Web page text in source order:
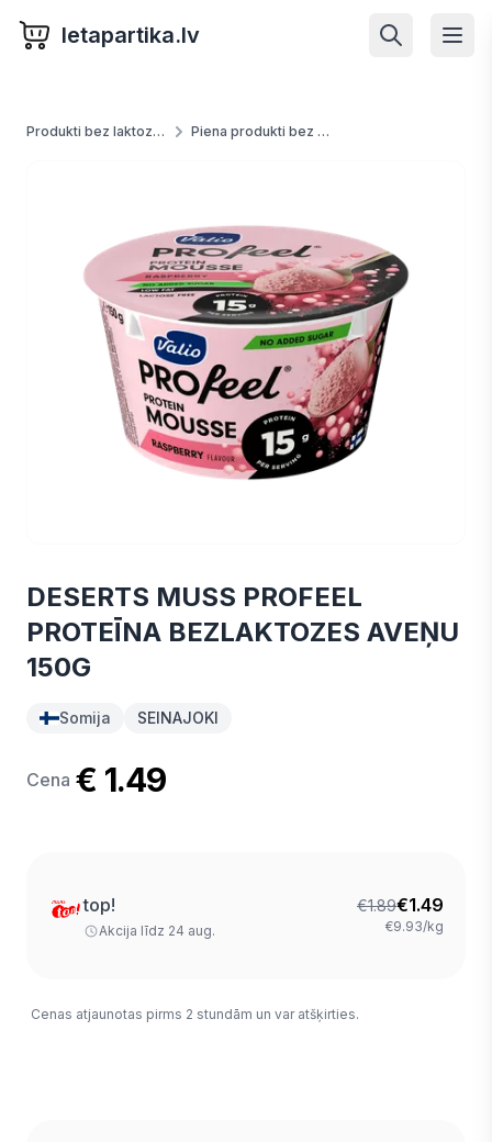
letapartika.lv
Produkti bez laktozes Piena produkti bez laktozes
DESERTS MUSS PROFEEL
PROTEĪNA BEZLAKTOZES AVEŅU
150G
Somija SEINAJOKI
Cena € 1.49
top!
Akcija līdz 24 aug.
€1.89€1.49
€9.93/kg
Cenas atjaunotas pirms 2 stundām un var atšķirties.